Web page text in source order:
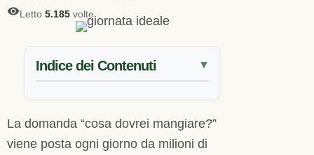
Letto 5.185 volte
Indice dei Contenuti ▼
La domanda “cosa dovrei mangiare?”
viene posta ogni giorno da milioni di